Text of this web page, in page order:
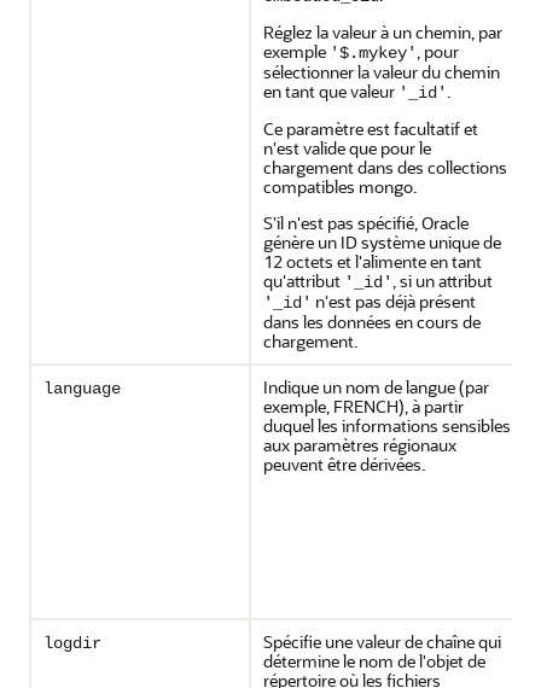
Réglez la valeur à un chemin, par
exemple '$.mykey', pour
sélectionner la valeur du chemin
en tant que valeur '_id'.
Ce paramètre est facultatif et
n'est valide que pour le
chargement dans des collections
compatibles mongo.
S'il n'est pas spécifié, Oracle
génère un ID système unique de
12 octets et l'alimente en tant
qu'attribut '_id', si un attribut
'_id' n'est pas déjà présent
dans les données en cours de
chargement.
language
Indique un nom de langue (par
exemple, FRENCH), à partir
duquel les informations sensibles
aux paramètres régionaux
peuvent être dérivées.
logdir
Spécifie une valeur de chaîne qui
détermine le nom de l'objet de
répertoire où les fichiers